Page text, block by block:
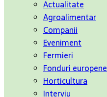
Actualitate
Agroalimentar
Companii
Eveniment
Fermieri
Fonduri europene
Horticultura
Interviu